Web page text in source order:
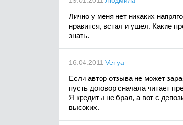
Лично у меня нет никаких
нравится, встал и ушел. Какие
знать.
16.04.2011 Venya
Если автор отзыва не может
пусть договор сначала читает
Я кредиты не брал, а вот с
высоких.